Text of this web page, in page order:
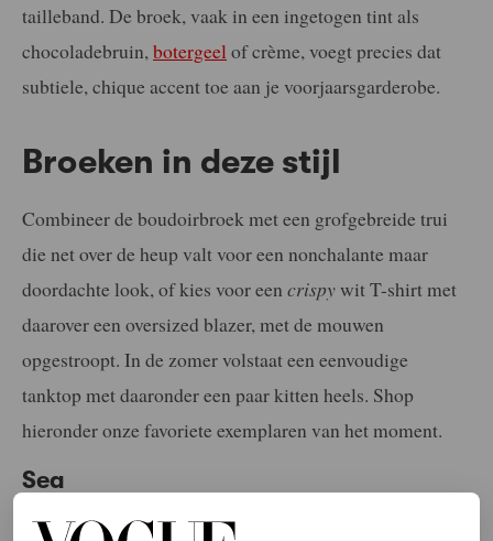
tailleband. De broek, vaak in een ingetogen tint als
chocoladebruin,botergeel of crème, voegt precies dat
subtiele, chique accent toe aan je voorjaarsgarderobe.
Broeken in deze stijl
Combineer de boudoirbroek met een grofgebreide trui
die net over de heup valt voor een nonchalante maar
doordachte look, of kies voor een crispywit T-shirt met
daarover een oversized blazer, met de mouwen
opgestroopt. In de zomer volstaat een eenvoudige
tanktop met daaronder een paar kitten heels. Shop
hieronder onze favoriete exemplaren van het moment.
Sea